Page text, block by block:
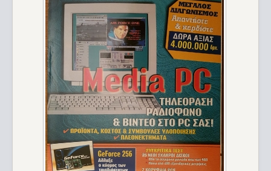
PC - Compaq Professional WorkStation 5100 (Pentium 2
MMX)